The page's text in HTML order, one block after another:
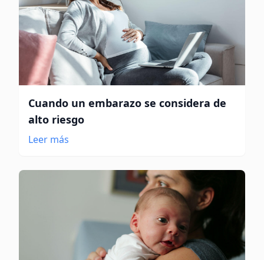
Cuando un embarazo se considera de
alto riesgo
Leer más